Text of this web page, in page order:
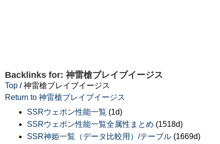
Backlinks for: 神雷槍ブレイブイージス
Top / 神雷槍ブレイブイージス
Return to 神雷槍ブレイブイージス
SSRウェポン性能一覧 (1d)
SSRウェポン性能一覧全属性まとめ (1518d)
SSR神姫一覧（データ比較用）/テーブル (1669d)